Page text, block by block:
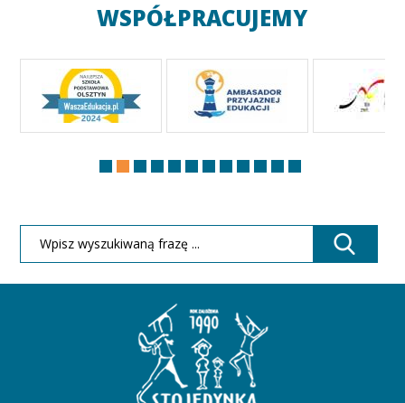
WSPÓŁPRACUJEMY